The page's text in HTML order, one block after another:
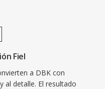
Fiel
a DBK con
al detalle. El resultado